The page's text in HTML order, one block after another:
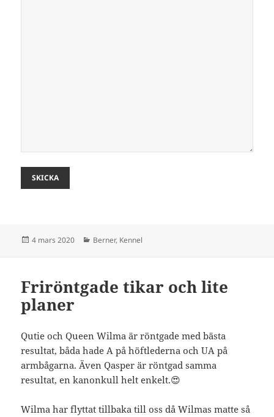
SKICKA
Postat
4 mars 2020 Kategorier
Berner, Kennel
Friröntgade tikar och lite
planer
Qutie och Queen Wilma är röntgade med bästa
resultat, båda hade A på höftlederna och UA på
armbågarna. Även Qasper är röntgad samma
resultat, en kanonkull helt enkelt.😍
Wilma har flyttat tillbaka till oss då Wilmas matte så